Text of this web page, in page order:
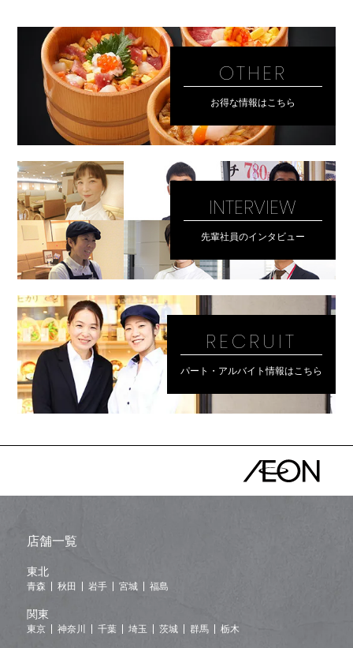
OTHER
お得な情報はこちら
INTERVIEW
先輩社員のインタビュー
RECRUIT
パート・アルバイト情報はこちら
店舗一覧
東北
青森 秋田 岩手 宮城 福島
関東
東京 神奈川 千葉 埼玉 茨城 群馬 栃木